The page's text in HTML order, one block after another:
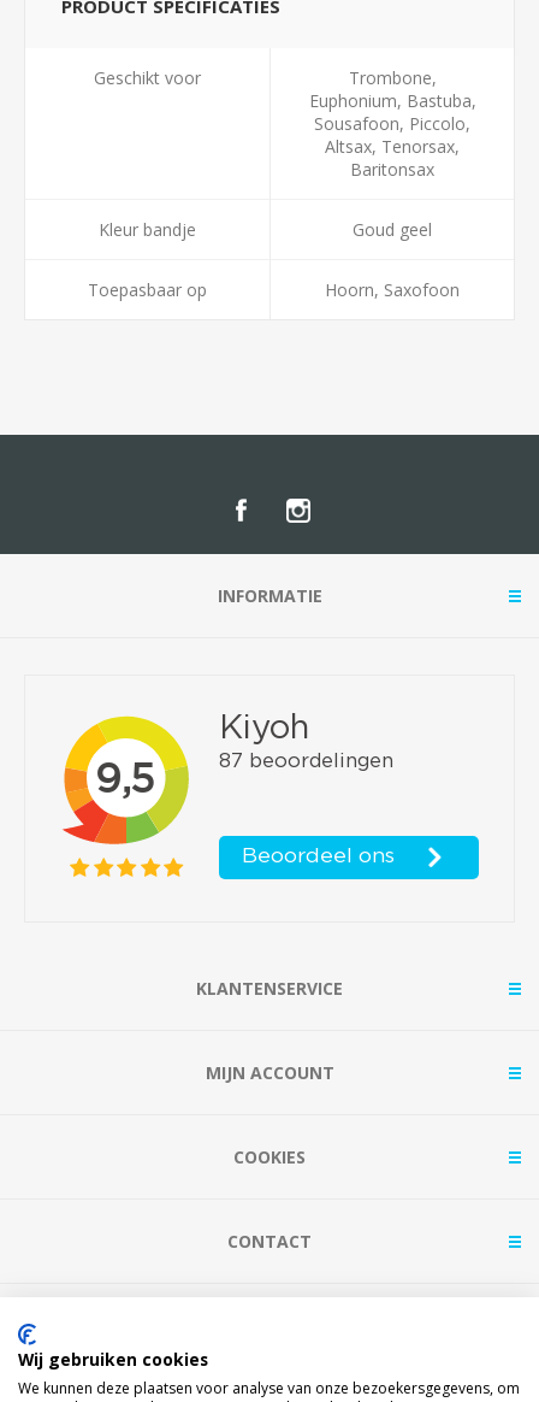
PRODUCT SPECIFICATIES
Geschikt voor
Trombone,
Euphonium, Bastuba,
Sousafoon, Piccolo,
Altsax, Tenorsax,
Baritonsax
Kleur bandje Goud geel
Toepasbaar op Hoorn, Saxofoon
INFORMATIE
KLANTENSERVICE
MIJN ACCOUNT
COOKIES
CONTACT
Wij gebruiken cookies
We kunnen deze plaatsen voor analyse van onze bezoekersgegevens, om